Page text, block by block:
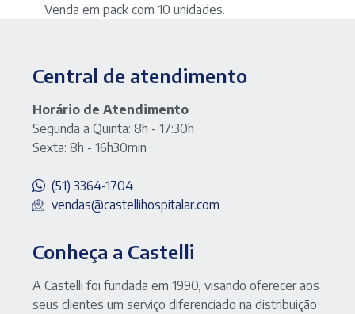
Venda em pack com 10 unidades.
Central de atendimento
Horário de Atendimento
Segunda a Quinta: 8h - 17:30h
Sexta: 8h - 16h30min
(51) 3364-1704
vendas@castellihospitalar.com
Conheça a Castelli
A Castelli foi fundada em 1990, visando oferecer aos
seus clientes um serviço diferenciado na distribuição